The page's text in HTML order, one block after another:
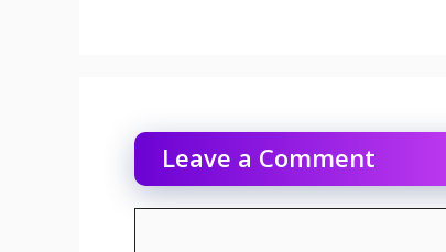
Leave a Comment